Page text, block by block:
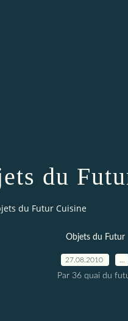
du
du Futur Cuisine
Objets du Futur
27.08.2010
Par 36 quai du